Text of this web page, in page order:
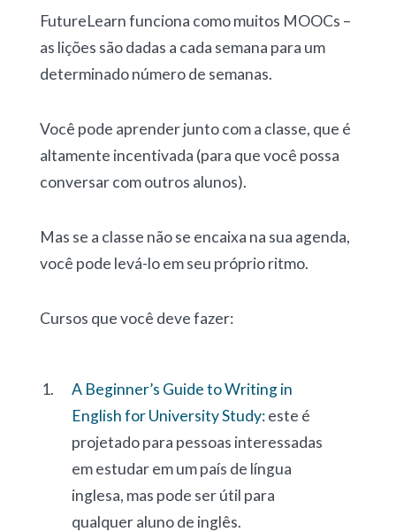
FutureLearn funciona como muitos MOOCs –
as lições são dadas a cada semana para um
determinado número de semanas.
Você pode aprender junto com a classe, que é
altamente incentivada (para que você possa
conversar com outros alunos).
Mas se a classe não se encaixa na sua agenda,
você pode levá-lo em seu próprio ritmo.
Cursos que você deve fazer:
A Beginner’s Guide to Writing in
English for University Study:este é
projetado para pessoas interessadas
em estudar em um país de língua
inglesa, mas pode ser útil para
qualquer aluno de inglês.